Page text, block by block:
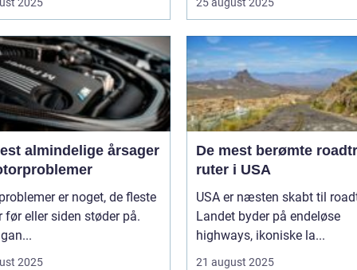
2025 25 august 2025
almindelige årsager
er noget, de fleste
før eller siden støder på.
2025
De mest berømte
ruter i USA
USA er næsten skabt til
Landet byder på endeløse
highways, ikoniske la...
21 august 2025